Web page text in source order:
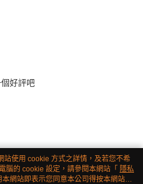
好評吧
使用 cookie 方式之詳情，及若您不希
腦的 cookie 設定，請參閱本網站「 隱私
網站即表示您同意本公司得按本網站使